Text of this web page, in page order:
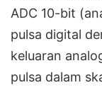
ADC 10-bit
pulsa digital
keluaran
pulsa dalam